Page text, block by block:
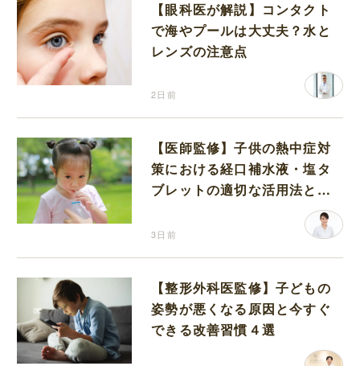
【眼科医が解説】コンタクト
で海やプールは大丈夫？水と
レンズの注意点
2日前
【医師監修】子供の熱中症対
策における経口補水液・塩タ
ブレットの適切な活用法と水
3日前
【整形外科医監修】子どもの
姿勢が悪くなる原因と今すぐ
できる改善習慣４選